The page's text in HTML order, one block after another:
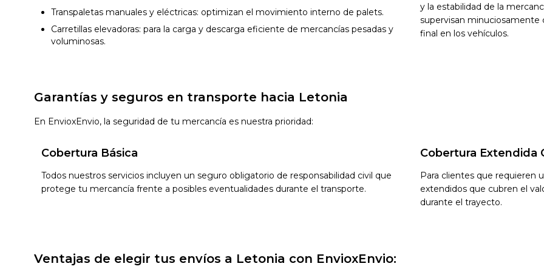
Transpaletas manuales y eléctricas: optimizan el movimiento interno de palets.
Carretillas elevadoras: para la carga y descarga eficiente de mercancías pesadas y
voluminosas.
y la estabilidad de la
supervisan minuciosamente
final en los vehículos.
Garantías y seguros en transporte hacia Letonia
En EnvioxEnvio, la seguridad de tu mercancía es nuestra prioridad:
Cobertura Básica
Todos nuestros servicios incluyen un seguro obligatorio de responsabilidad civil que
protege tu mercancía frente a posibles eventualidades durante el transporte.
Cobertura Extendida
Para clientes que requieren
extendidos que cubren el
durante el trayecto.
Ventajas de elegir tus envíos a Letonia con EnvioxEnvio: